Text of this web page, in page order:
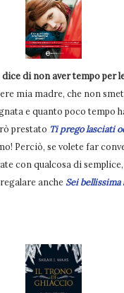
dice di non aver tempo per
mia madre, che non
e quanto poco tempo
prestato Ti prego lasciati
Perciò, se volete far
con qualcosa di
anche Sei bellissima